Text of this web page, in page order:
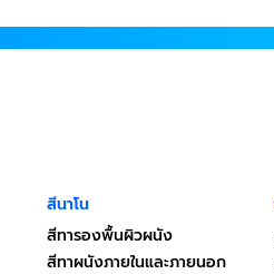
สีนาโน
สีทารองพื้นผิวผนัง
สีทาผนังภายในและภายนอก